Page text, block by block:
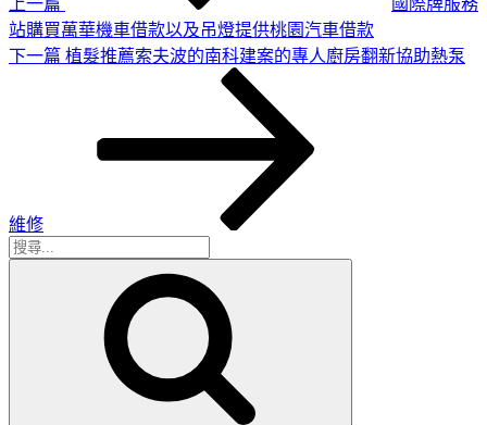
站購買萬華機車借款以及吊燈提供桃園汽車借款
下
下一篇 植髮推薦索夫波的南科建案的專人廚房翻新協助熱泵
維修
搜